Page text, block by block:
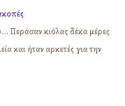
Περάσαν κιόλας δέκα μέρες
και ήταν αρκετές για την